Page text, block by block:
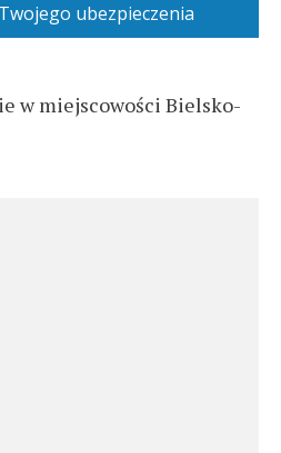
ubezpieczenia
w miejscowości Bielsko-